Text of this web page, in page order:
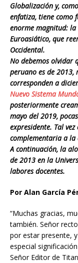
Globalización y,
enfatiza, tiene como
enorme magnitud: la
Euroasiático, que
Occidental.
No debemos olvidar
peruano es de 2013,
corresponden a
Nuevo Sistema
posteriormente
mayo del 2019,
expresidente. Tal
complementaria a la
A continuación, la
de 2013 en la
labores docentes.
Por Alan García
“Muchas gracias,
también. Señor
por estar presente,
especial
Señor Editor de